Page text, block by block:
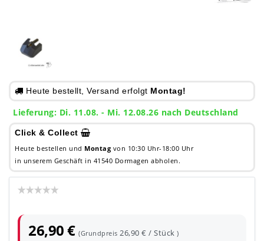
Heute bestellt, Versand erfolgt Montag!
Lieferung: Di. 11.08. - Mi. 12.08.26 nach Deutschland
Click & Collect
Heute bestellen und Montag von 10:30 Uhr-18:00 Uhr
in unserem Geschäft in 41540 Dormagen abholen.
26,90 €(Grundpreis26,90 € / Stück)